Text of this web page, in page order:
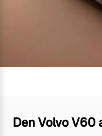
Den Volvo V60